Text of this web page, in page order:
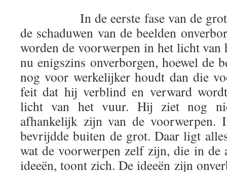
In de eerste fase van de
de schaduwen van de beelden
worden de voorwerpen in het licht van
nu enigszins onverborgen, hoewel de
nog voor werkelijker houdt dan die
feit dat hij verblind en verward
licht van het vuur. Hij ziet nog
afhankelijk zijn van de voorwerpen.
bevrijdde buiten de grot. Daar ligt
wat de voorwerpen zelf zijn, die in de
ideeën, toont zich. De ideeën zijn